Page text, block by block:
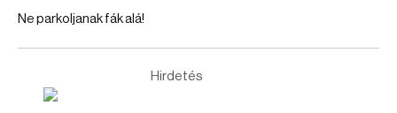
Ne parkoljanak fák alá!
Hirdetés